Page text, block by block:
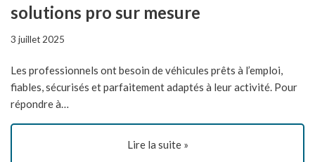
solutions pro sur mesure
3 juillet 2025
Les professionnels ont besoin de véhicules prêts à l’emploi,
fiables, sécurisés et parfaitement adaptés à leur activité. Pour
répondre à…
Lire la suite »